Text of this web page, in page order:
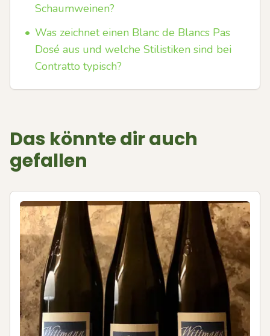
Schaumweinen?
• Was zeichnet einen Blanc de Blancs Pas
Dosé aus und welche Stilistiken sind bei
Contratto typisch?
Das könnte dir auch
gefallen